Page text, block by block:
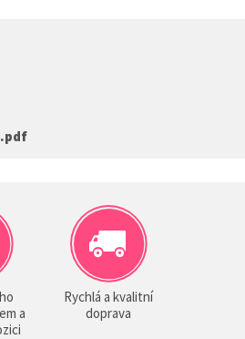
a
Rychlá a kvalitní
doprava